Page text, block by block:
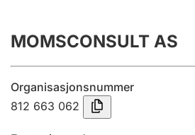
Årsrekneskap
Innsending og forseinkingsgebyr
Tinglysing
MOMSCONSULT AS
Organisasjonsnummer
812 663 062